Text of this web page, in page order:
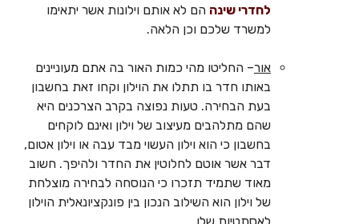
לחדרי שינה הם לא אותם וילונות אשר יתאימו
למשרד שלכם וכן הלאה.
אור– החליטו מהי כמות האור בה אתם מעוניינים
באותו חדר בו תתלו את הוילון וקחו זאת בחשבון
בעת הבחירה. טעות נפוצה בקרב הצרכנים היא
שהם מתלהבים מעיצוב של וילון ואינם לוקחים
בחשבון כי הוא וילון העשוי מבד עבה או וילון אטום,
דבר אשר אוטם לחלוטין את החדר ולהיפך. חשוב
מאוד שתמיד תזכרו כי הנוסחה לבחירה מוצלחת
של וילון הוא השילוב הנכון בין פונקציונאלית הוילון